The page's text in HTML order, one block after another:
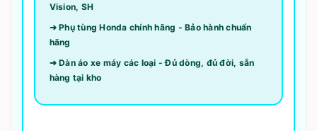
Vision, SH
➜ Phụ tùng Honda chính hãng - Bảo hành chuẩn
hãng
➜ Dàn áo xe máy các loại - Đủ dòng, đủ đời, sẵn
hàng tại kho